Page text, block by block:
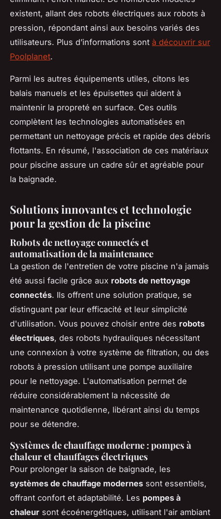
existent, allant des robots électriques aux robots à
pression, répondant ainsi aux besoins variés des
utilisateurs. Plus d’informations sont à découvrir sur
Poolplanet.
Parmi les autres équipements utiles, citons les
balais manuels et les épuisettes qui aident à
maintenir la propreté en surface. Ces outils
complètent les technologies automatisées en
permettant un nettoyage précis et rapide des débris
flottants. En résumé, l'association de ces matériaux
pour piscine assure un cadre sûr et agréable pour
la baignade.
Solutions innovantes et technologie
pour la gestion de la piscine
Robots de nettoyage connectés et
automatisation de la maintenance
La gestion de l'entretien de votre piscine n'a jamais
été aussi facile grâce aux robots de nettoyage
connectés. Ils offrent une solution pratique, se
distinguant par leur efficacité et leur simplicité
d'utilisation. Vous pouvez choisir entre des robots
électriques, des robots hydrauliques nécessitant
une connexion à votre système de filtration, ou des
robots à pression utilisant une pompe auxiliaire
pour le nettoyage. L'automatisation permet de
réduire considérablement la nécessité de
maintenance quotidienne, libérant ainsi du temps
pour se détendre.
Systèmes de chauffage moderne : pompes à
chaleur et chauffages électriques
Pour prolonger la saison de baignade, les
systèmes de chauffage modernes sont essentiels,
offrant confort et adaptabilité. Les pompes à
chaleur sont écoénergétiques, utilisant l'air ambiant